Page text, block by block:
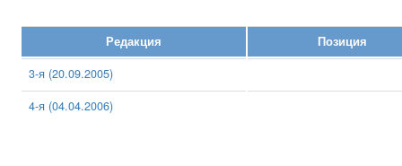
Редакция
Позиция
3-я (20.09.2005)
4-я (04.04.2006)